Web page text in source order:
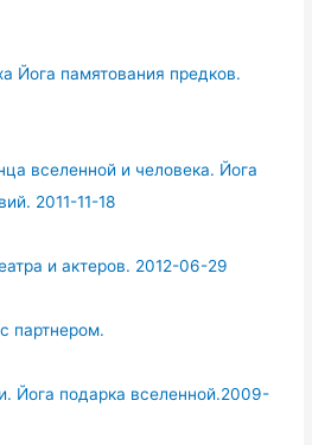
Йога памятования предков.
вселенной и человека. Йога
2011-11-18
и актеров. 2012-06-29
партнером.
Йога подарка вселенной.2009-